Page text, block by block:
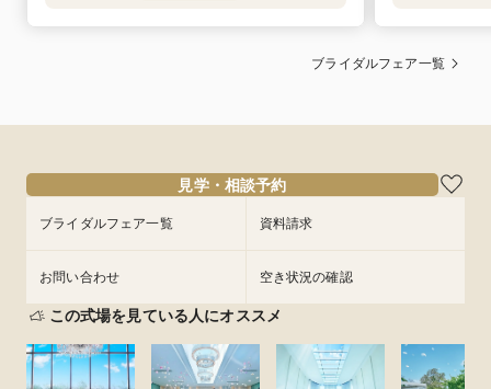
ブライダルフェア一覧
見学・相談予約
ブライダルフェア一覧 資料請求
お問い合わせ 空き状況の確認
この式場を見ている人にオススメ